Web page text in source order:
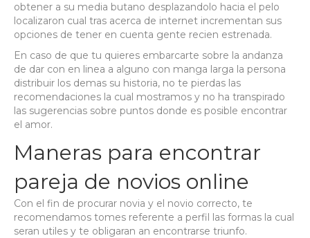
obtener a su media butano desplazandolo hacia el pelo
localizaron cual tras acerca de internet incrementan sus
opciones de tener en cuenta gente recien estrenada.
En caso de que tu quieres embarcarte sobre la andanza
de dar con en li­nea a alguno con manga larga la persona
distribuir los demas su historia, no te pierdas las
recomendaciones la cual mostramos y no ha transpirado
las sugerencias sobre puntos donde es posible encontrar
el amor.
Maneras para encontrar
pareja de novios online
Con el fin de procurar novia y el novio correcto, te
recomendamos tomes referente a perfil las formas la cual
seran utiles y te obligaran an encontrarse triunfo.